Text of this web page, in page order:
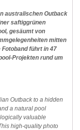
australischen Outback
saftiggrünen
gesäumt von
mitten
führt in 47
Projekten rund um
Outback to a hidden
a natural pool
valuable
high-quality photo